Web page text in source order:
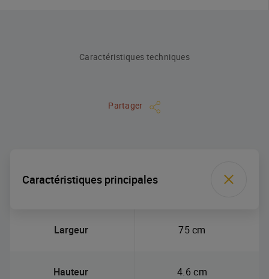
Caractéristiques techniques
Partager
Caractéristiques principales
Largeur 75 cm
Hauteur 4.6 cm